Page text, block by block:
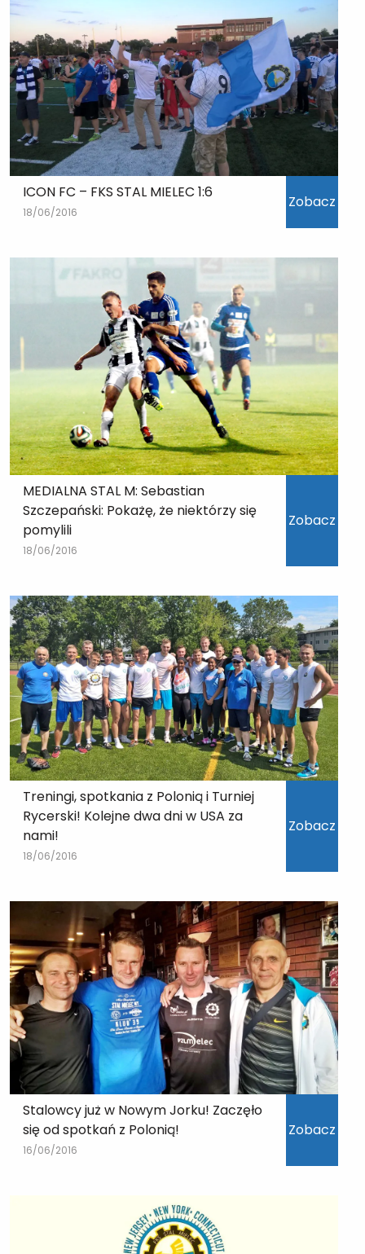
ICON FC – FKS STAL MIELEC 1:6
18/06/2016
Zobacz
MEDIALNA STAL M: Sebastian
Szczepański: Pokażę, że niektórzy się
pomylili
18/06/2016
Zobacz
Treningi, spotkania z Polonią i Turniej
Rycerski! Kolejne dwa dni w USA za
nami!
18/06/2016
Zobacz
Stalowcy już w Nowym Jorku! Zaczęło
się od spotkań z Polonią!
16/06/2016
Zobacz